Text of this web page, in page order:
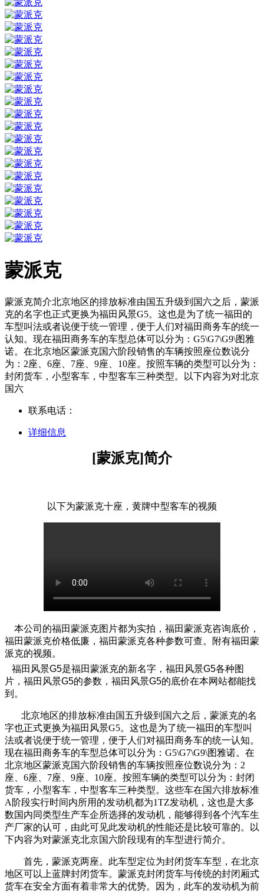
蒙派克
蒙派克简介北京地区的排放标准由国五升级到国六之后，蒙派
克的名字也正式更换为福田风景G5。这也是为了统一福田的
车型叫法或者说便于统一管理，便于人们对福田商务车的统一
认知。现在福田商务车的车型总体可以分为：G5\G7\G9\图雅
诺。在北京地区蒙派克国六阶段销售的车辆按照座位数说分
为：2座、6座、7座、9座、10座。按照车辆的类型可以分为：
封闭货车，小型客车，中型客车三种类型。以下内容为对北京
国六
联系电话：
详细信息
[蒙派克]简介
以下为蒙派克十座，黄牌中型客车的视频
本公司的福田蒙派克图片都为实拍，福田蒙派克咨询底价，
福田蒙派克价格低廉，福田蒙派克各种参数可查。附有福田蒙
派克的视频。
福田风景G5是福田蒙派克的新名字，福田风景G5各种图
片，福田风景G5的参数，福田风景G5的底价在本网站都能找
到。
北京地区的排放标准由国五升级到国六之后，蒙派克的名
字也正式更换为福田风景G5。这也是为了统一福田的车型叫
法或者说便于统一管理，便于人们对福田商务车的统一认知。
现在福田商务车的车型总体可以分为：G5\G7\G9\图雅诺。在
北京地区蒙派克国六阶段销售的车辆按照座位数说分为：2
座、6座、7座、9座、10座。按照车辆的类型可以分为：封闭
货车，小型客车，中型客车三种类型。这些车在国六排放标准
A阶段实行时间内所用的发动机都为1TZ发动机，这也是大多
数国内同类型生产车企所选择的发动机，能够得到各个汽车生
产厂家的认可，由此可见此发动机的性能还是比较可靠的。以
下内容为对蒙派克北京国六阶段现有的车型进行简介。
首先，蒙派克两座。此车型定位为封闭货车车型，在北京
地区可以上蓝牌封闭货车。蒙派克封闭货车与传统的封闭厢式
货车在安全方面有着非常大的优势。因为，此车的发动机为前